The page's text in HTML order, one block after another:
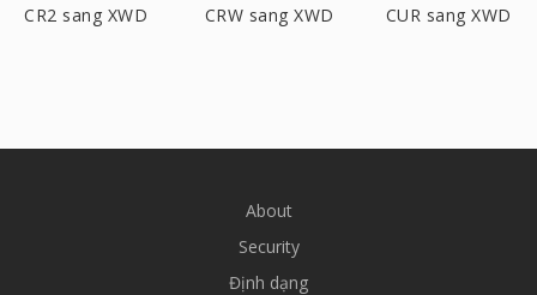
CR2 sang XWD CRW sang XWD CUR sang XWD
About
Security
Định dạng